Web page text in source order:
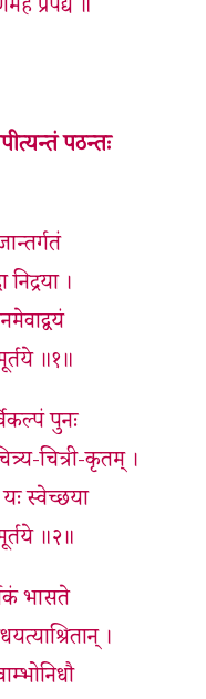
प्रपद्ये ॥
पठन्तः
।
॥१॥
पुनः
चित्री-कृतम् ।
स्वेच्छया
॥२॥
भासते
।